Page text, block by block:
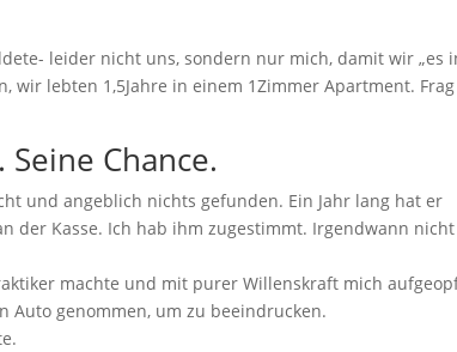
leider nicht uns, sondern nur mich, damit wir „es
wir lebten 1,5Jahre in einem 1Zimmer Apartment. Frag
Chance.
und angeblich nichts gefunden. Ein Jahr lang hat er
der Kasse. Ich hab ihm zugestimmt. Irgendwann nicht
machte und mit purer Willenskraft mich
Auto genommen, um zu beeindrucken.